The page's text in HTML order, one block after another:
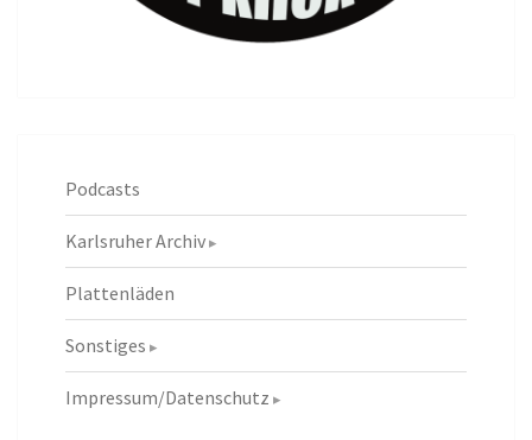
Podcasts
Karlsruher Archiv
Plattenläden
Sonstiges
Impressum/Datenschutz